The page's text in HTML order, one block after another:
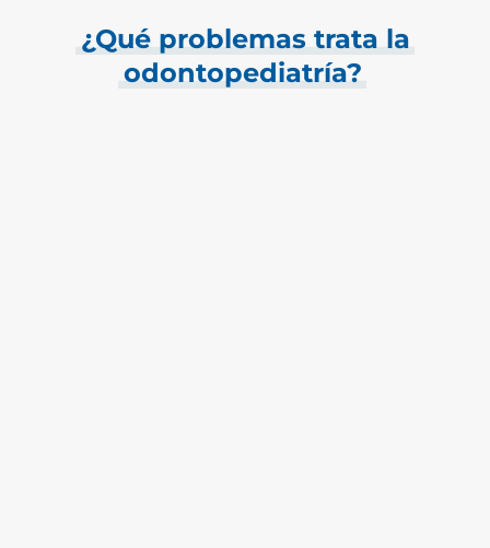
¿Qué problemas trata la
odontopediatría?